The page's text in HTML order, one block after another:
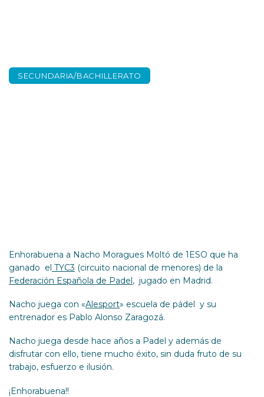
SECUNDARIA/BACHILLERATO
Enhorabuena a Nacho Moragues Moltó de 1ESO que ha
ganado el TYC3 (circuito nacional de menores) de la
Federación Española de Padel, jugado en Madrid.
Nacho juega con «Alesport» escuela de pádel y su
entrenador es Pablo Alonso Zaragozá.
Nacho juega desde hace años a Padel y además de
disfrutar con ello, tiene mucho éxito, sin duda fruto de su
trabajo, esfuerzo e ilusión.
¡Enhorabuena!!